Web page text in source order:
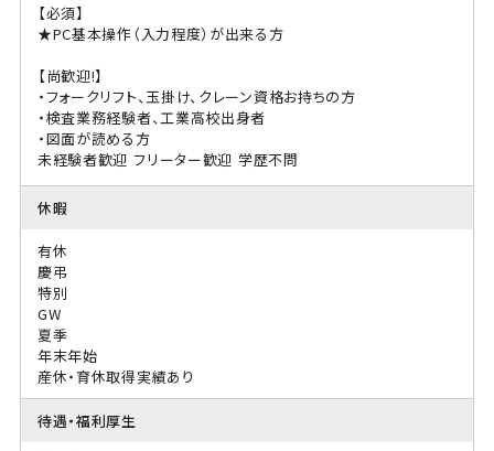
【必須】
★PC基本操作（入力程度）が出来る方
【尚歓迎!】
・フォークリフト、玉掛け、クレーン資格お持ちの方
・検査業務経験者、工業高校出身者
・図面が読める方
未経験者歓迎 フリーター歓迎 学歴不問
休暇
有休
慶弔
特別
GW
夏季
年末年始
産休・育休取得実績あり
待遇・福利厚生